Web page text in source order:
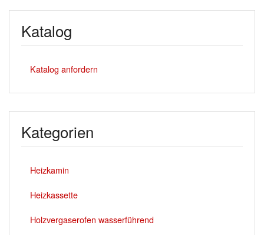
Katalog
Katalog anfordern
Kategorien
Heizkamin
Heizkassette
Holzvergaserofen wasserführend